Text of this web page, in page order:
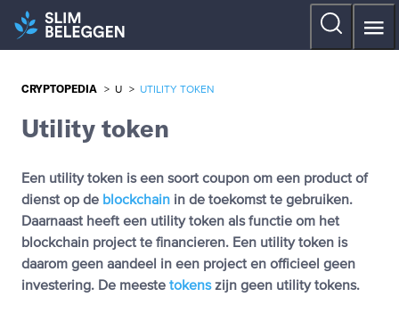
CRYPTOPEDIA > U > UTILITY TOKEN
Utility token
Een utility token is een soort coupon om een product of
dienst op de blockchain in de toekomst te gebruiken.
Daarnaast heeft een utility token als functie om het
blockchain project te financieren. Een utility token is
daarom geen aandeel in een project en officieel geen
investering. De meeste tokenszijn geen utility tokens.